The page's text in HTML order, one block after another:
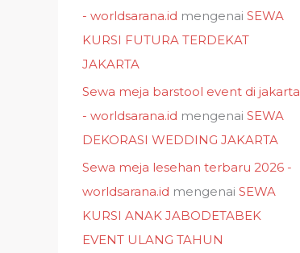
- worldsarana.id mengenai SEWA
KURSI FUTURA TERDEKAT
JAKARTA
Sewa meja barstool event di jakarta
- worldsarana.id mengenai SEWA
DEKORASI WEDDING JAKARTA
Sewa meja lesehan terbaru 2026 -
worldsarana.id mengenai SEWA
KURSI ANAK JABODETABEK
EVENT ULANG TAHUN